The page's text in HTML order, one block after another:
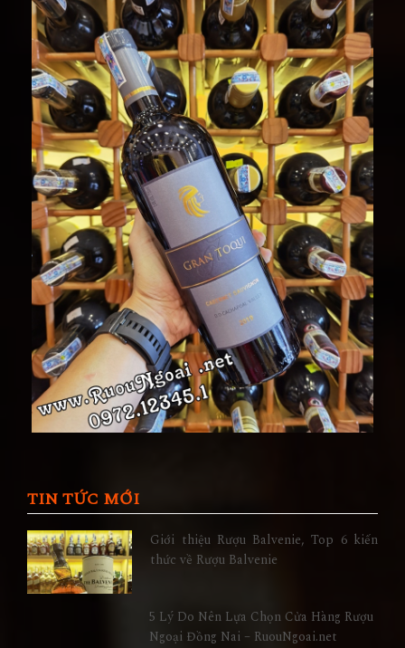
TIN TỨC MỚI
Giới thiệu Rượu Balvenie, Top 6 kiến
thức về Rượu Balvenie
5 Lý Do Nên Lựa Chọn Cửa Hàng Rượu
Ngoại Đồng Nai – RuouNgoai.net